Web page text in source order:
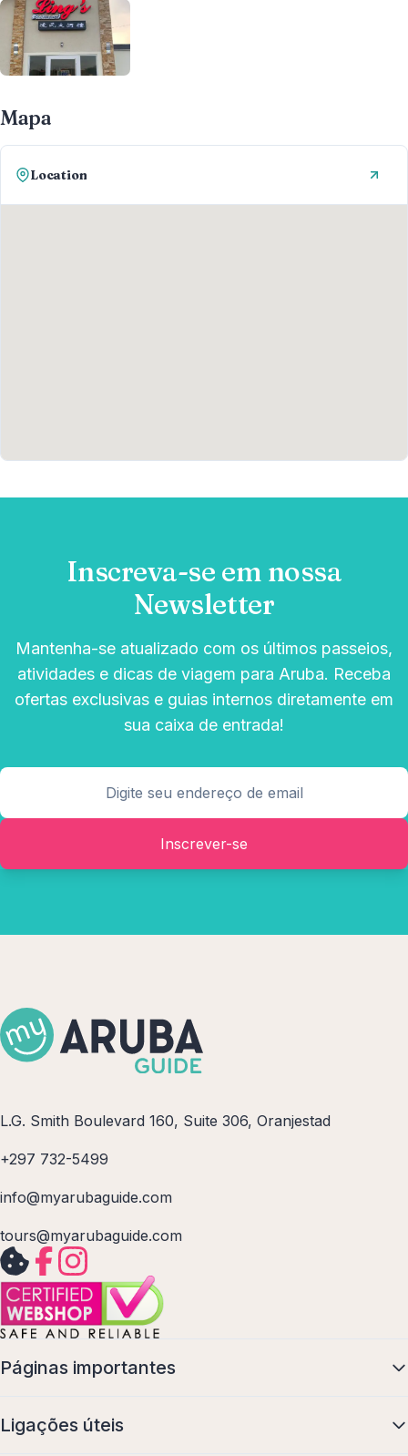
Mapa
Location
Inscreva-se em nossa
Newsletter
Mantenha-se atualizado com os últimos passeios,
atividades e dicas de viagem para Aruba. Receba
ofertas exclusivas e guias internos diretamente em
sua caixa de entrada!
Inscrever-se
L.G. Smith Boulevard 160, Suite 306, Oranjestad
+297 732-5499
info@myarubaguide.com
tours@myarubaguide.com
Páginas importantes
Ligações úteis